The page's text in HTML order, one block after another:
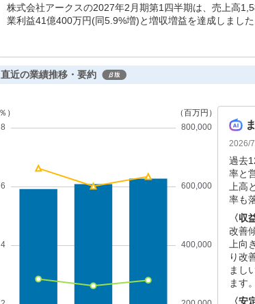
株式会社アークスの2027年2月期第1四半期は、売上高
業利益41億400万円(同5.9%増)と増収増益を達成しまし
客単価ともに伸長しています。通期予想は売上高6,480
直近の業績推移・要約
2026/
過去
率と
上高
率も
〈収
改善
上向
り改
まし
ます
〈安